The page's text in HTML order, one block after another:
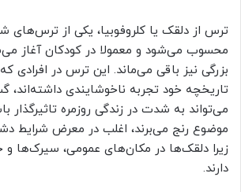
ترس از دلقک یا کلروفوبیا، یکی از ترس‌های
محسوب می‌شود و معمولا در کودکان آغاز
بزرگی نیز باقی می‌ماند. این ترس در افرادی
تاریخچه خود تجربه ناخوشایندی داشته‌اند،
می‌تواند به شدت در زندگی روزمره تاثیرگذار
موضوع رنج می‌برند، اغلب در معرض شرایط
زیرا دلقک‌ها در مکان‌های عمومی، سیرک‌ها
دارند.